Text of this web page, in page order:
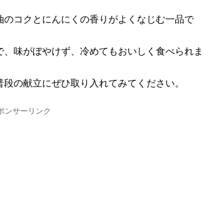
コクとにんにくの香りがよくなじむ一品で
味がぼやけず、冷めてもおいしく食べられま
の献立にぜひ取り入れてみてください。
ンサーリンク